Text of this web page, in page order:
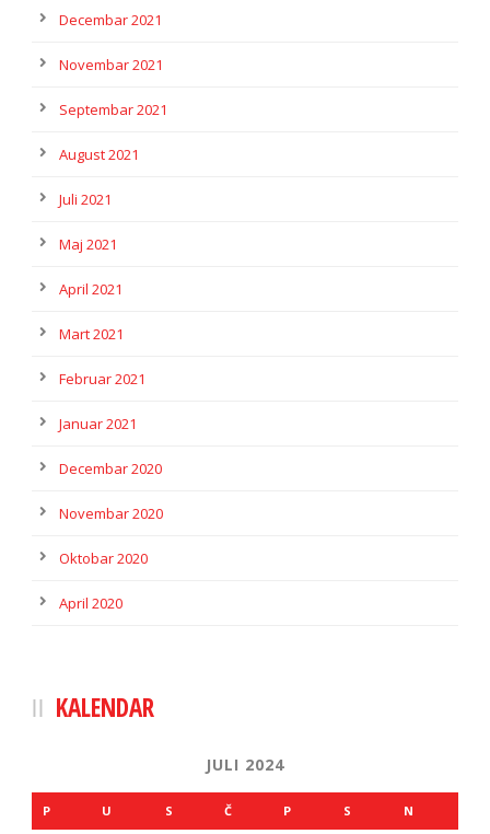
Decembar 2021
Novembar 2021
Septembar 2021
August 2021
Juli 2021
Maj 2021
April 2021
Mart 2021
Februar 2021
Januar 2021
Decembar 2020
Novembar 2020
Oktobar 2020
April 2020
KALENDAR
JULI 2024
P U S Č P S N